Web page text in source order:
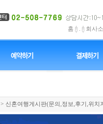
홈 . 회사
> 신혼여행게시판(문의,정보,후기,위치